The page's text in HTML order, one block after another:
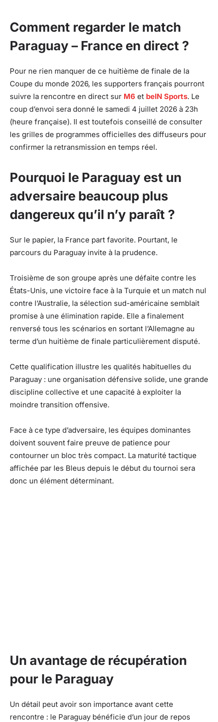
Comment regarder le match
Paraguay – France en direct ?
Pour ne rien manquer de ce huitième de finale de la
Coupe du monde 2026, les supporters français pourront
suivre la rencontre en direct sur M6 et beIN Sports. Le
coup d’envoi sera donné le samedi 4 juillet 2026 à 23h
(heure française). Il est toutefois conseillé de consulter
les grilles de programmes officielles des diffuseurs pour
confirmer la retransmission en temps réel.
Pourquoi le Paraguay est un
adversaire beaucoup plus
dangereux qu’il n’y paraît ?
Sur le papier, la France part favorite. Pourtant, le
parcours du Paraguay invite à la prudence.
Troisième de son groupe après une défaite contre les
États-Unis, une victoire face à la Turquie et un match nul
contre l’Australie, la sélection sud-américaine semblait
promise à une élimination rapide. Elle a finalement
renversé tous les scénarios en sortant l’Allemagne au
terme d’un huitième de finale particulièrement disputé.
Cette qualification illustre les qualités habituelles du
Paraguay : une organisation défensive solide, une grande
discipline collective et une capacité à exploiter la
moindre transition offensive.
Face à ce type d’adversaire, les équipes dominantes
doivent souvent faire preuve de patience pour
contourner un bloc très compact. La maturité tactique
affichée par les Bleus depuis le début du tournoi sera
donc un élément déterminant.
Un avantage de récupération
pour le Paraguay
Un détail peut avoir son importance avant cette
rencontre : le Paraguay bénéficie d’un jour de repos